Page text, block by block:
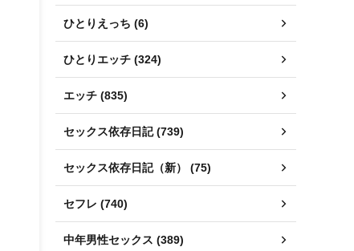
ひとりえっち (6)
ひとりエッチ (324)
エッチ (835)
セックス依存日記 (739)
セックス依存日記（新） (75)
セフレ (740)
中年男性セックス (389)